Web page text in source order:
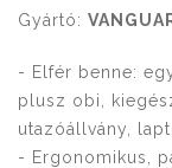
Gyártó:
- Elfér benne:
plusz obi,
utazóállvány,
- Ergonomikus,